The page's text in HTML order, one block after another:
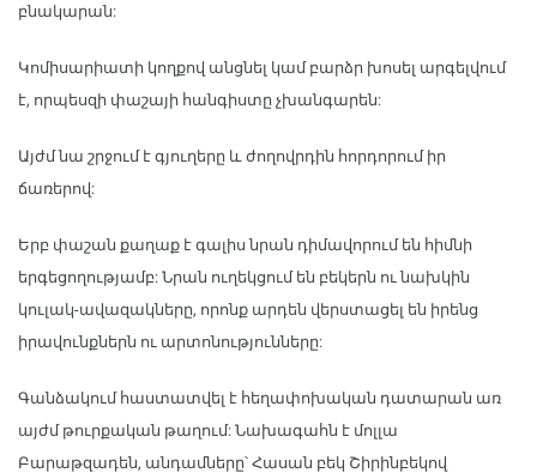
բնակարան:
Կոմիսարիատի կողքով անցնել կամ բարձր խոսել արգելվում
է, որպեսզի փաշայի հանգիստը չխանգարեն:
Այժմ նա շրջում է գյուղերը և ժողովրդին հորդորում իր
ճառերով:
Երբ փաշան քաղաք է գալիս նրան դիմավորում են հիմնի
երգեցողությամբ: Նրան ուղեկցում են բեկերն ու նախկին
կուլակ-ավազակները, որոնք արդեն վերստացել են իրենց
իրավունքներն ու արտոնությունները:
Գանձակում հաստատվել է հեղափոխական դատարան առ
այժմ թուրքական թաղում: Նախագահն է մոլլա
Բարաթզադեն, անդամները՝ Հասան բեկ Շիրինբեկով